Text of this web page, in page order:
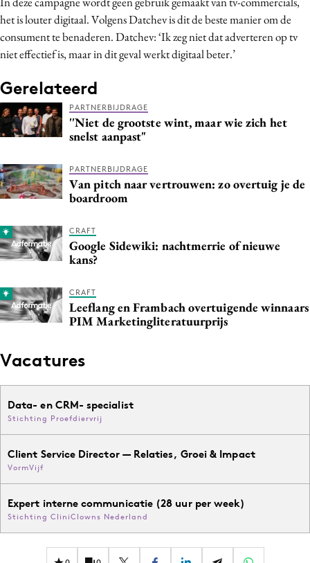
het is louter digitaal. Volgens Datchev is dit de beste manier om de
consument te benaderen. Datchev: ‘Ik zeg niet dat adverteren op tv
niet effectief is, maar in dit geval werkt digitaal beter.’
Gerelateerd
PARTNERBIJDRAGE
''Niet de grootste wint, maar wie zich het
snelst aanpast"
PARTNERBIJDRAGE
Van pitch naar vertrouwen: zo overtuig je de
boardroom
CRAFT
Google Sidewiki: nachtmerrie of nieuwe
kans?
CRAFT
Leeflang en Frambach overtuigende winnaars
PIM Marketingliteratuurprijs
Vacatures
Data- en CRM- specialist
Stichting Proefdiervrij
Client Service Director — Relaties, Groei & Impact
VormVijf
Expert interne communicatie (28 uur per week)
Stichting CliniClowns Nederland